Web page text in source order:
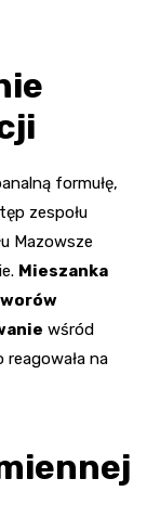
formułę,
zespołu
Mazowsze
Mieszanka
wśród
na